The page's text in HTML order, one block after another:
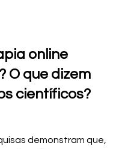
online
O que dizem
científicos?
demonstram que,